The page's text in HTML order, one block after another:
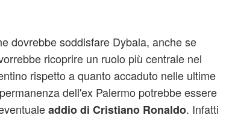
dovrebbe soddisfare Dybala, anche se
ricoprire un ruolo più centrale nel
rispetto a quanto accaduto nelle ultime
dell'ex Palermo potrebbe essere
addio di Cristiano Ronaldo. Infatti